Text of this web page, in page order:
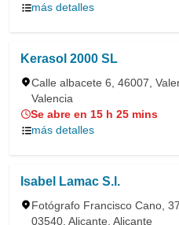
más detalles
Kerasol 2000 SL
Calle albacete 6, 46007,
Valencia
Se abre en 15 h 25 mins
más detalles
Isabel Lamac S.l.
Fotógrafo Francisco Cano,
03540, Alicante, Alicante